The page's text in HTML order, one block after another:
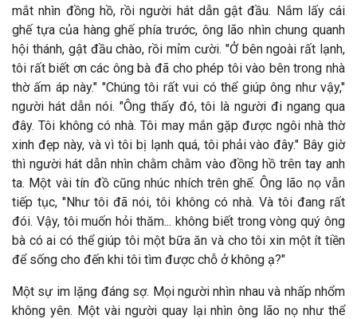
mắt nhìn đồng hồ, rồi người hát dẫn gật đầu. Nắm lấy cái
ghế tựa của hàng ghế phía trước, ông lão nhìn chung quanh
hội thánh, gật đầu chào, rồi mỉm cười. "Ở bên ngoài rất lạnh,
tôi rất biết ơn các ông bà đã cho phép tôi vào bên trong nhà
thờ ấm áp này." "Chúng tôi rất vui có thể giúp ông như vậy,"
người hát dẫn nói. "Ông thấy đó, tôi là người đi ngang qua
đây. Tôi không có nhà. Tôi may mắn gặp được ngôi nhà thờ
xinh đẹp này, và vì tôi bị lạnh quá, tôi phải vào đây." Bây giờ
thì người hát dẫn nhìn chằm chằm vào đồng hồ trên tay anh
ta. Một vài tín đồ cũng nhúc nhích trên ghế. Ông lão nọ vẫn
tiếp tục, "Như tôi đã nói, tôi không có nhà. Và tôi đang rất
đói. Vậy, tôi muốn hỏi thăm... không biết trong vòng quý ông
bà có ai có thể giúp tôi một bữa ăn và cho tôi xin một ít tiền
để sống cho đến khi tôi tìm được chỗ ở không ạ?"
Một sự im lặng đáng sợ. Mọi người nhìn nhau và nhấp nhổm
không yên. Một vài người quay lại nhìn ông lão nọ như thể